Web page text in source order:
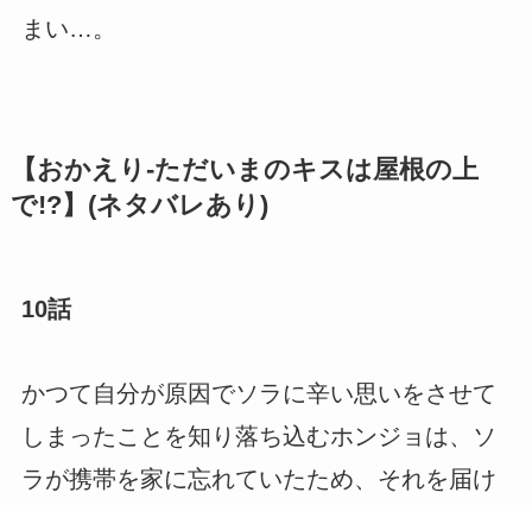
まい…。
【おかえり-ただいまのキスは屋根の上
で!?】(ネタバレあり)
10話
かつて自分が原因でソラに辛い思いをさせて
しまったことを知り落ち込むホンジョは、ソ
ラが携帯を家に忘れていたため、それを届け